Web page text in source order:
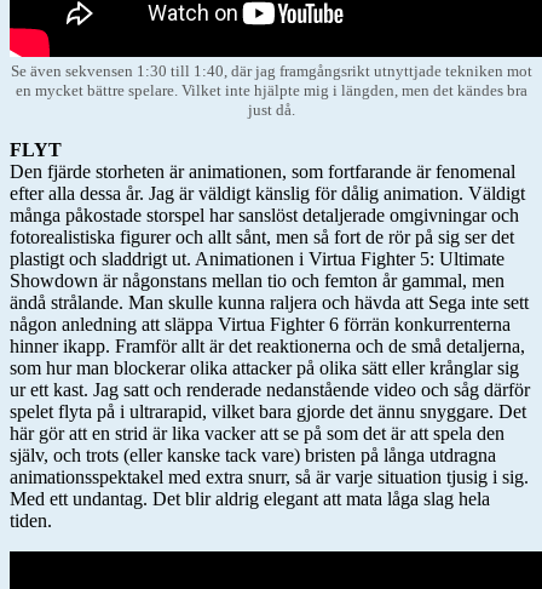
Se även sekvensen 1:30 till 1:40, där jag framgångsrikt utnyttjade tekniken mot
en mycket bättre spelare. Vilket inte hjälpte mig i längden, men det kändes bra
just då.
FLYT
Den fjärde storheten är animationen, som fortfarande är fenomenal
efter alla dessa år. Jag är väldigt känslig för dålig animation. Väldigt
många påkostade storspel har sanslöst detaljerade omgivningar och
fotorealistiska figurer och allt sånt, men så fort de rör på sig ser det
plastigt och sladdrigt ut. Animationen i Virtua Fighter 5: Ultimate
Showdown är någonstans mellan tio och femton år gammal, men
ändå strålande. Man skulle kunna raljera och hävda att Sega inte sett
någon anledning att släppa Virtua Fighter 6 förrän konkurrenterna
hinner ikapp. Framför allt är det reaktionerna och de små detaljerna,
som hur man blockerar olika attacker på olika sätt eller krånglar sig
ur ett kast. Jag satt och renderade nedanstående video och såg därför
spelet flyta på i ultrarapid, vilket bara gjorde det ännu snyggare. Det
här gör att en strid är lika vacker att se på som det är att spela den
själv, och trots (eller kanske tack vare) bristen på långa utdragna
animationsspektakel med extra snurr, så är varje situation tjusig i sig.
Med ett undantag. Det blir aldrig elegant att mata låga slag hela
tiden.